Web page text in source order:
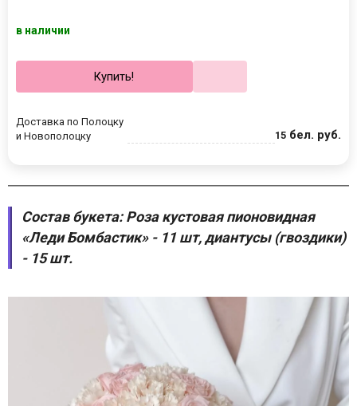
в наличии
Купить!
Доставка по Полоцку
и Новополоцку
15 бел. руб.
Состав букета:Роза кустовая пионовидная
«Леди Бомбастик» - 11 шт, диантусы (гвоздики)
- 15 шт.